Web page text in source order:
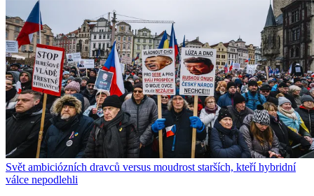
Svět ambiciózních dravců versus moudrost starších, kteří hybridní
válce nepodlehli